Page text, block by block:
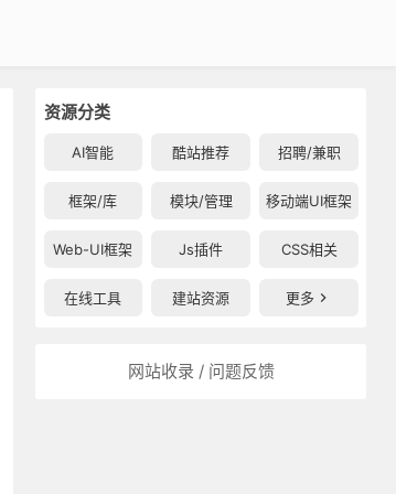
资源分类
AI智能 酷站推荐 招聘/兼职
框架/库 模块/管理 移动端UI框架
Web-UI框架 Js插件 CSS相关
在线工具 建站资源 更多
网站收录 / 问题反馈